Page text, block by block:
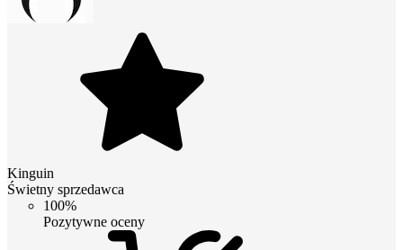
Kinguin
Świetny sprzedawca
100%
Pozytywne oceny